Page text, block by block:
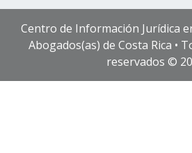
Centro de Información Jurídica
Abogados(as) de Costa Rica •
reservados ©